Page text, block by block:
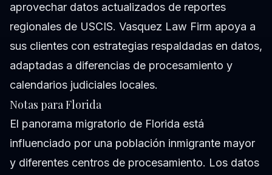
aprovechar datos actualizados de reportes
regionales de USCIS. Vasquez Law Firm apoya a
sus clientes con estrategias respaldadas en datos,
adaptadas a diferencias de procesamiento y
calendarios judiciales locales.
Notas para Florida
El panorama migratorio de Florida está
influenciado por una población inmigrante mayor
y diferentes centros de procesamiento. Los datos